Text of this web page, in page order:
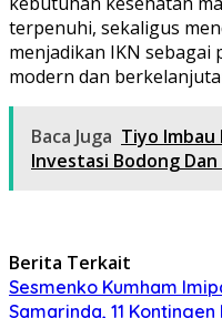
terpenuhi, sekaligus
menjadikan IKN
modern dan
Baca Juga Tiyo Imbau
Investasi Bodong
Berita Terkait
Sesmenko Kumham
Samarinda, 11